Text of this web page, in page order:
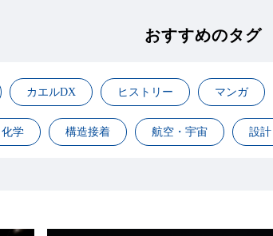
おすすめのタグ
カエルDX ヒストリー マンガ
学 構造接着 航空・宇宙 設計